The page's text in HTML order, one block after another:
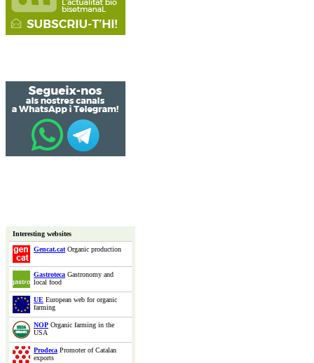
Interesting websites
Gencat.catOrganic production
Gastroteca Gastronomy and
local food
UE European web for organic
farming
NOP Organic farming in the
USA
Prodeca Promoter of Catalan
exports